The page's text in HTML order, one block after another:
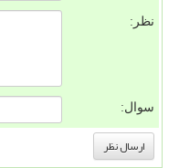
نظر:
سوال: